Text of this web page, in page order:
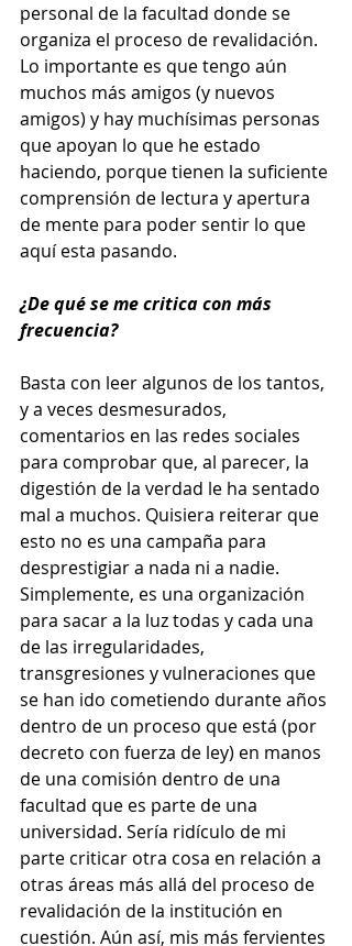
personal de la facultad donde se
organiza el proceso de revalidación.
Lo importante es que tengo aún
muchos más amigos (y nuevos
amigos) y hay muchísimas personas
que apoyan lo que he estado
haciendo, porque tienen la suficiente
comprensión de lectura y apertura
de mente para poder sentir lo que
aquí esta pasando.
¿De qué se me critica con más
frecuencia?
Basta con leer algunos de los tantos,
y a veces desmesurados,
comentarios en las redes sociales
para comprobar que, al parecer, la
digestión de la verdad le ha sentado
mal a muchos. Quisiera reiterar que
esto no es una campaña para
desprestigiar a nada ni a nadie.
Simplemente, es una organización
para sacar a la luz todas y cada una
de las irregularidades,
transgresiones y vulneraciones que
se han ido cometiendo durante años
dentro de un proceso que está (por
decreto con fuerza de ley) en manos
de una comisión dentro de una
facultad que es parte de una
universidad. Sería ridículo de mi
parte criticar otra cosa en relación a
otras áreas más allá del proceso de
revalidación de la institución en
cuestión. Aún así, mis más fervientes